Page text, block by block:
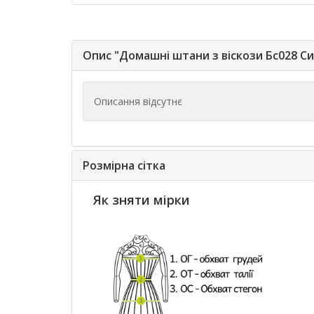
Опис "Домашні штани з віскози Бс028
Описання відсутнє
Розмірна сітка
Як зняти мірки